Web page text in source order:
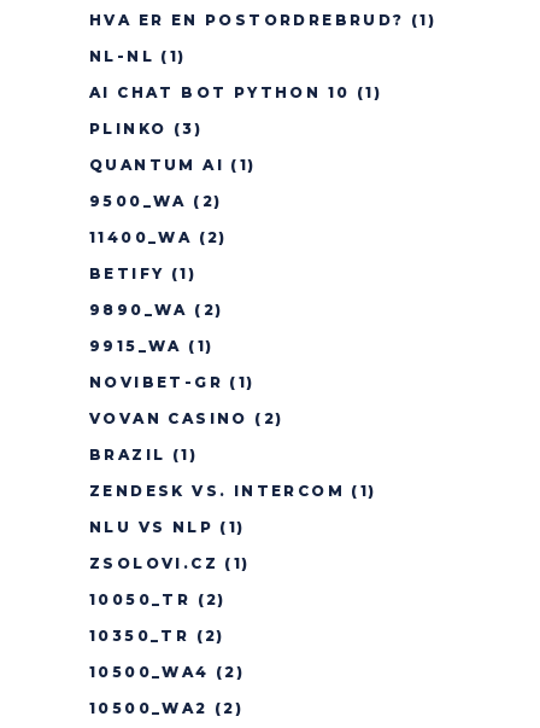
HVA ER EN POSTORDREBRUD? (1)
NL-NL (1)
AI CHAT BOT PYTHON 10 (1)
PLINKO (3)
QUANTUM AI (1)
9500_WA (2)
11400_WA (2)
BETIFY (1)
9890_WA (2)
9915_WA (1)
NOVIBET-GR (1)
VOVAN CASINO (2)
BRAZIL (1)
ZENDESK VS. INTERCOM (1)
NLU VS NLP (1)
ZSOLOVI.CZ (1)
10050_TR (2)
10350_TR (2)
10500_WA4 (2)
10500_WA2 (2)